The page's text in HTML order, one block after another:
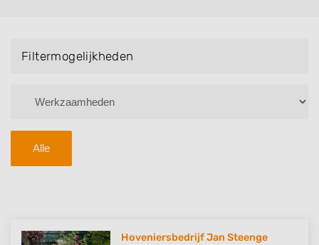
Filtermogelijkheden
Alle
Hoveniersbedrijf Jan Steenge